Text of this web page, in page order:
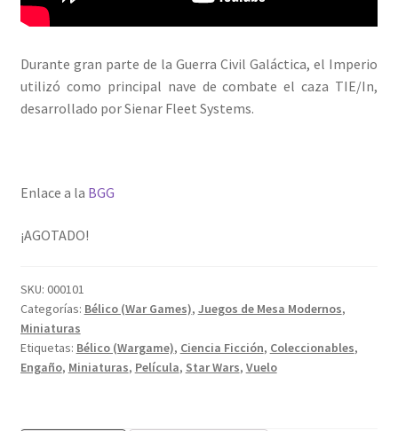
Durante gran parte de la Guerra Civil Galáctica, el Imperio
utilizó como principal nave de combate el caza TIE/In,
desarrollado por Sienar Fleet Systems.
Enlace a la BGG
¡AGOTADO!
SKU: 000101
Categorías: Bélico (War Games), Juegos de Mesa Modernos,
Miniaturas
Etiquetas: Bélico (Wargame), Ciencia Ficción, Coleccionables,
Engaño, Miniaturas, Película, Star Wars, Vuelo